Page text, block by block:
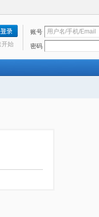
账号
密码
开始